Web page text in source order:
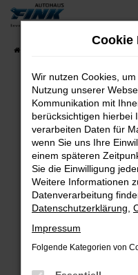
Zum
springen
Fehler:
Beim Laden ist ein
Hier sind ein paar
Überprüfe deine
Laden andere
Suchmaschine?
Prüfe deine
Cookie
Wir nutzen Cookies,
Nutzung unserer
Kommunikation mit
berücksichtigen hierbei
verarbeiten Daten für
wenn Sie uns Ihre
einem späteren
Sie die Einwilligung
Weitere Informationen
Datenverarbeitung
Datenschutzerklärung
Impressum
Folgende Kategorien von